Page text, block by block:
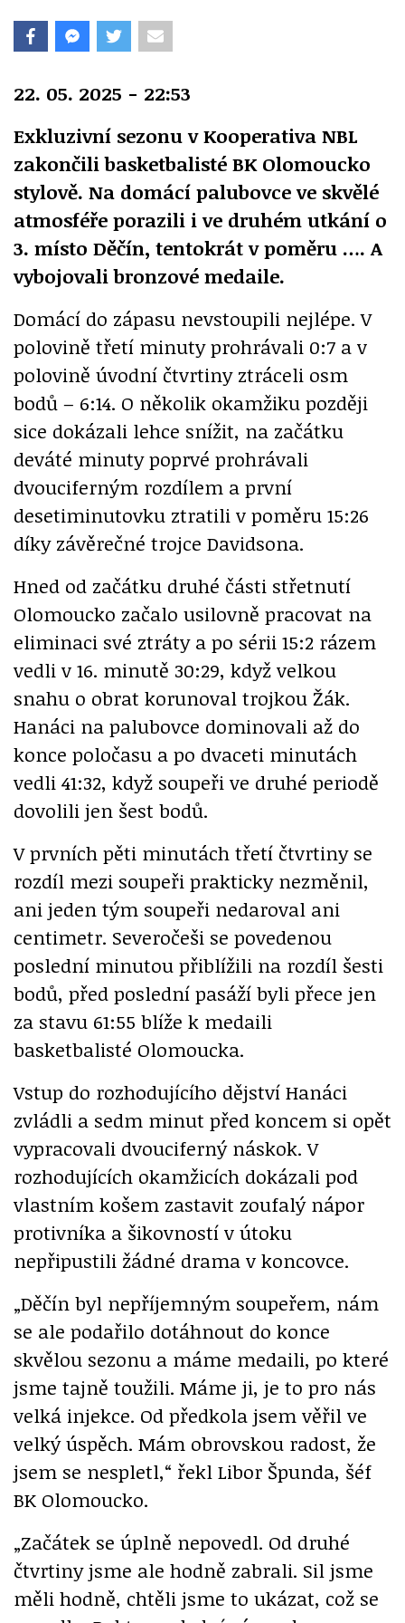
22. 05. 2025 - 22:53
Exkluzivní sezonu v Kooperativa NBL
zakončili basketbalisté BK Olomoucko
stylově. Na domácí palubovce ve skvělé
atmosféře porazili i ve druhém utkání o
3. místo Děčín, tentokrát v poměru …. A
vybojovali bronzové medaile.
Domácí do zápasu nevstoupili nejlépe. V
polovině třetí minuty prohrávali 0:7 a v
polovině úvodní čtvrtiny ztráceli osm
bodů – 6:14. O několik okamžiku později
sice dokázali lehce snížit, na začátku
deváté minuty poprvé prohrávali
dvouciferným rozdílem a první
desetiminutovku ztratili v poměru 15:26
díky závěrečné trojce Davidsona.
Hned od začátku druhé části střetnutí
Olomoucko začalo usilovně pracovat na
eliminaci své ztráty a po sérii 15:2 rázem
vedli v 16. minutě 30:29, když velkou
snahu o obrat korunoval trojkou Žák.
Hanáci na palubovce dominovali až do
konce poločasu a po dvaceti minutách
vedli 41:32, když soupeři ve druhé periodě
dovolili jen šest bodů.
V prvních pěti minutách třetí čtvrtiny se
rozdíl mezi soupeři prakticky nezměnil,
ani jeden tým soupeři nedaroval ani
centimetr. Severočeši se povedenou
poslední minutou přiblížili na rozdíl šesti
bodů, před poslední pasáží byli přece jen
za stavu 61:55 blíže k medaili
basketbalisté Olomoucka.
Vstup do rozhodujícího dějství Hanáci
zvládli a sedm minut před koncem si opět
vypracovali dvouciferný náskok. V
rozhodujících okamžicích dokázali pod
vlastním košem zastavit zoufalý nápor
protivníka a šikovností v útoku
nepřipustili žádné drama v koncovce.
„Děčín byl nepříjemným soupeřem, nám
se ale podařilo dotáhnout do konce
skvělou sezonu a máme medaili, po které
jsme tajně toužili. Máme ji, je to pro nás
velká injekce. Od předkola jsem věřil ve
velký úspěch. Mám obrovskou radost, že
jsem se nespletl,“ řekl Libor Špunda, šéf
BK Olomoucko.
„Začátek se úplně nepovedl. Od druhé
čtvrtiny jsme ale hodně zabrali. Sil jsme
měli hodně, chtěli jsme to ukázat, což se